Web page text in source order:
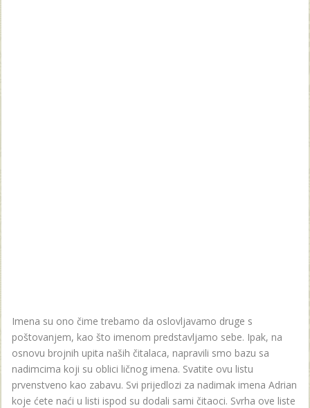
Imena su ono čime trebamo da oslovljavamo druge s
poštovanjem, kao što imenom predstavljamo sebe. Ipak, na
osnovu brojnih upita naših čitalaca, napravili smo bazu sa
nadimcima koji su oblici ličnog imena. Svatite ovu listu
prvenstveno kao zabavu. Svi prijedlozi za nadimak imena Adrian
koje ćete naći u listi ispod su dodali sami čitaoci. Svrha ove liste